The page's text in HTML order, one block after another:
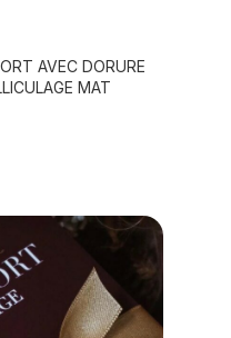
AVEC DORURE
MAT